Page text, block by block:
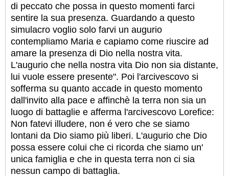
di peccato che possa in questo momenti farci
sentire la sua presenza. Guardando a questo
simulacro voglio solo farvi un augurio
contempliamo Maria e capiamo come riuscire ad
amare la presenza di Dio nella nostra vita.
L'augurio che nella nostra vita Dio non sia distante,
lui vuole essere presente". Poi l'arcivescovo si
sofferma su quanto accade in questo momento
dall'invito alla pace e affinchè la terra non sia un
luogo di battaglie e afferma l'arcivescovo Lorefice:
Non fatevi illudere, non é vero che se siamo
lontani da Dio siamo più liberi. L'augurio che Dio
possa essere colui che ci ricorda che siamo un'
unica famiglia e che in questa terra non ci sia
nessun campo di battaglia.